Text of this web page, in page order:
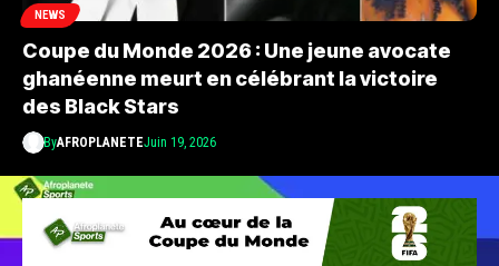
NEWS
Coupe du Monde 2026 : Une jeune avocate
ghanéenne meurt en célébrant la victoire
des Black Stars
ByAFROPLANETEJuin 19, 2026